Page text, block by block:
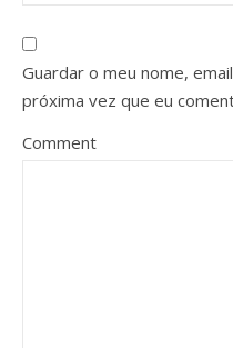
Guardar o meu nome,
próxima vez que eu
Comment